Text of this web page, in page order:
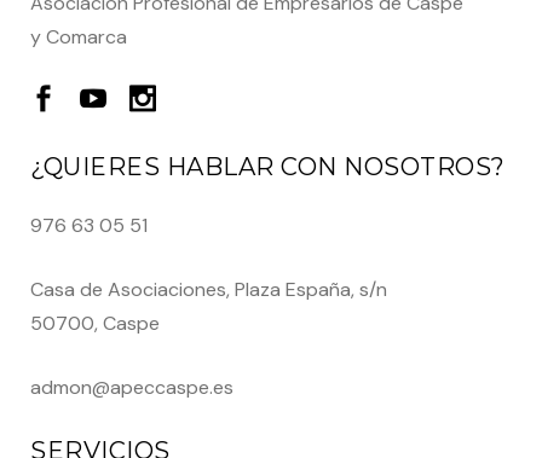
y Comarca
¿QUIERES HABLAR CON NOSOTROS?
976 63 05 51
Casa de Asociaciones, Plaza España, s/n
50700, Caspe
admon@apeccaspe.es
SERVICIOS